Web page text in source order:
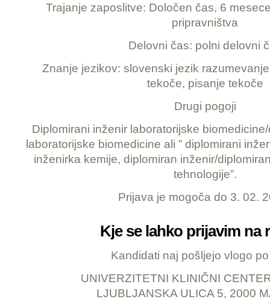
Trajanje zaposlitve: Določen čas, 6
pripravništva
Delovni čas: polni delovni
Znanje jezikov: slovenski jezik
tekoče, pisanje tekoče
Drugi pogoji
Diplomirani inženir laboratorijske
laboratorijske biomedicine ali ” diplomirani
inženirka kemije, diplomiran inženir/
tehnologije”.
Prijava je mogoča do 3. 02.
Kje se lahko prijavim na
Kandidati naj pošljejo vlogo
UNIVERZITETNI KLINIČNI
LJUBLJANSKA ULICA 5, 2000